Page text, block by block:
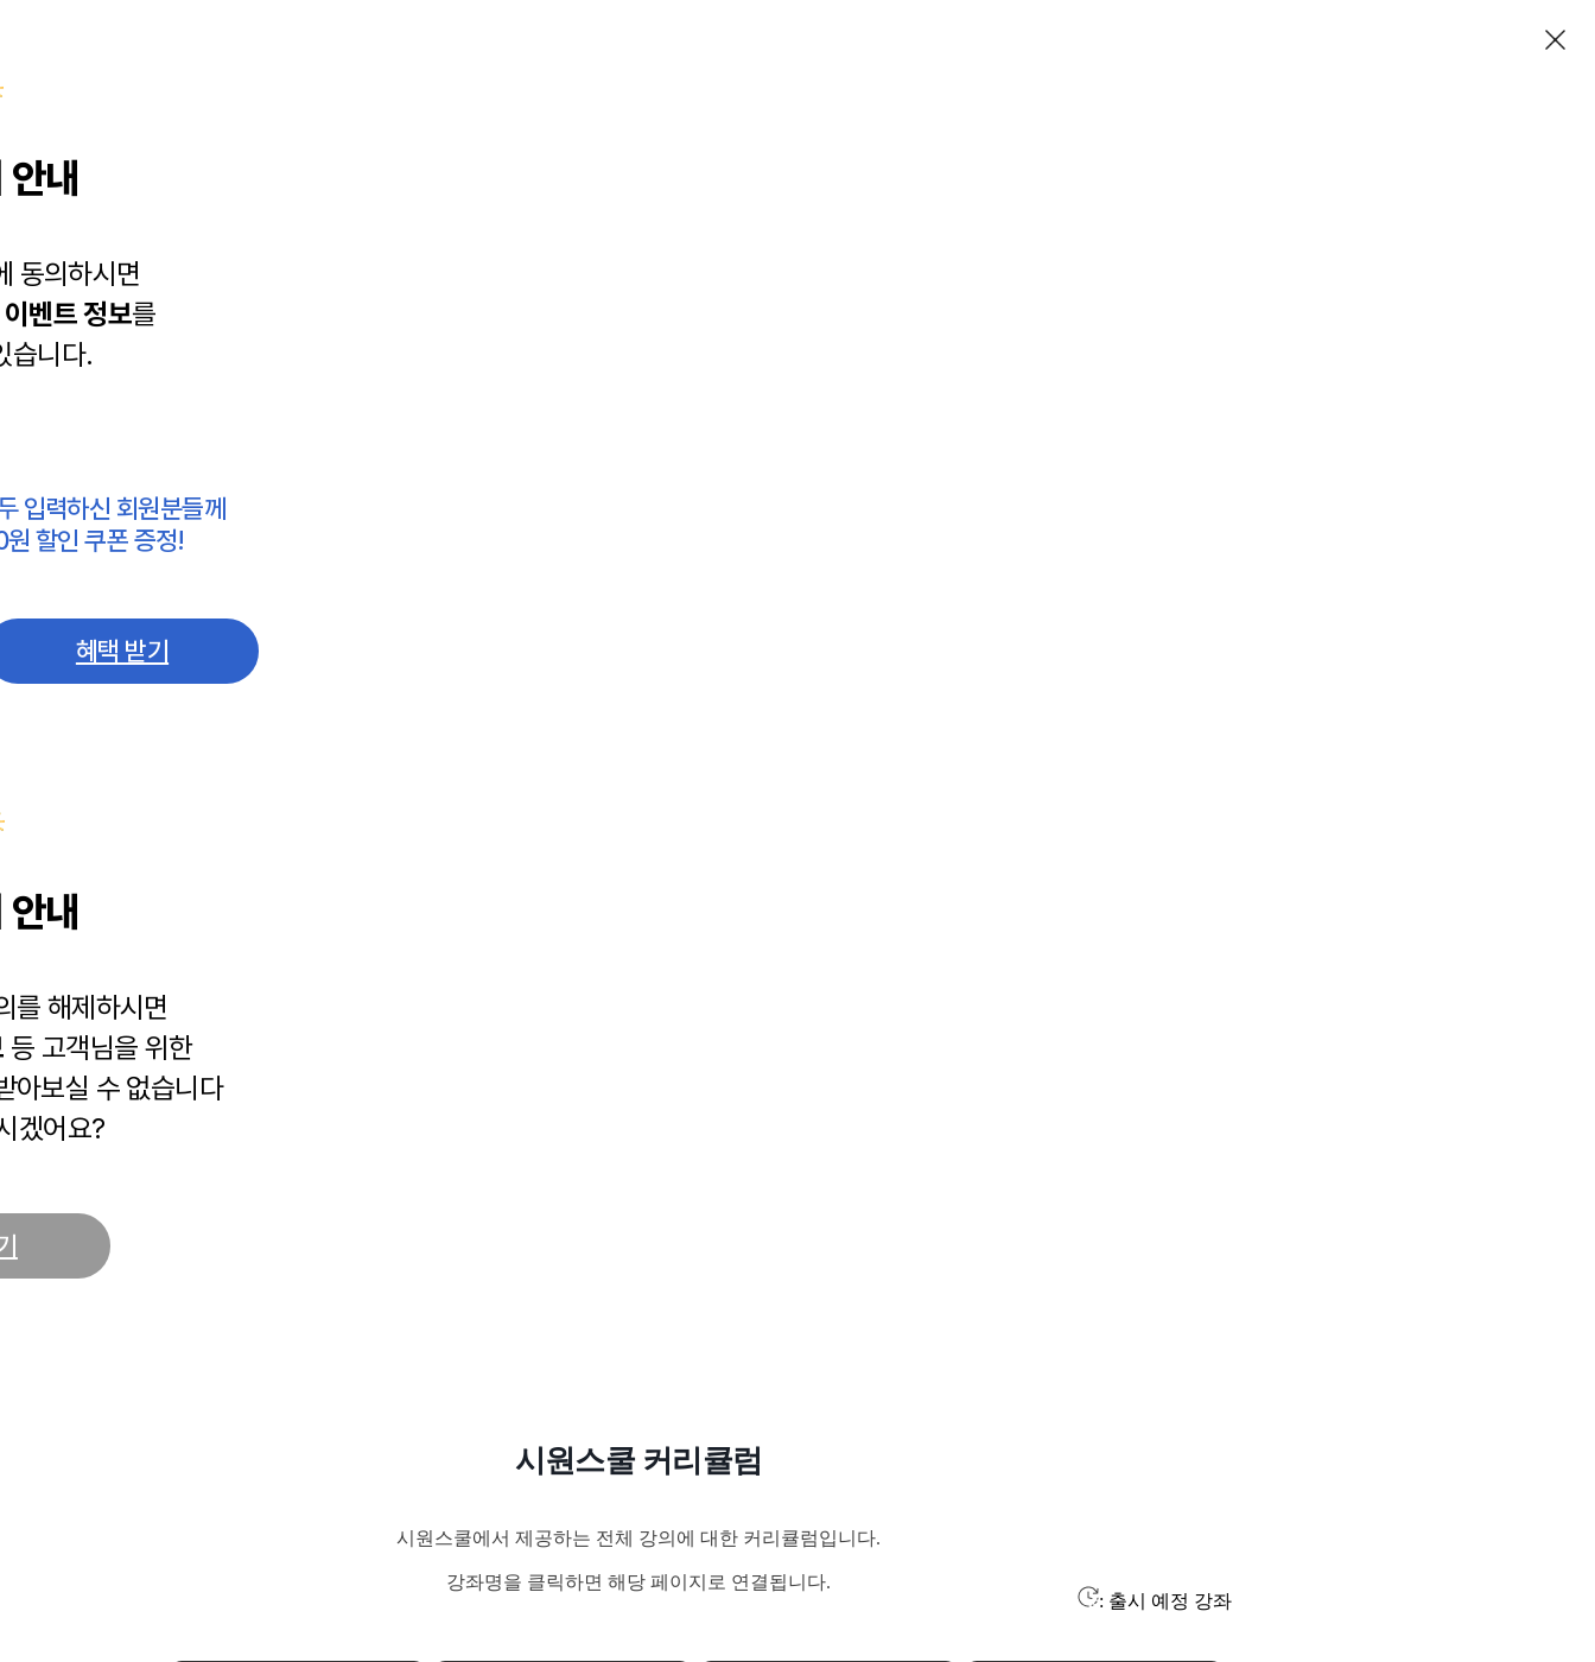
내
동의하시면
이벤트 정보를
습니다.
입력하신 회원분들께
할인 쿠폰 증정!
혜택 받기
내
를 해제하시면
등 고객님을 위한
아보실 수 없습니다
겠어요?
시원스쿨 커리큘럼
시원스쿨에서 제공하는 전체 강의에 대한 커리큘럼입니다.
강좌명을 클릭하면 해당 페이지로 연결됩니다.
: 출시 예정 강좌